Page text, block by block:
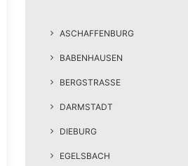
ASCHAFFENBURG
BABENHAUSEN
BERGSTRASSE
DARMSTADT
DIEBURG
EGELSBACH